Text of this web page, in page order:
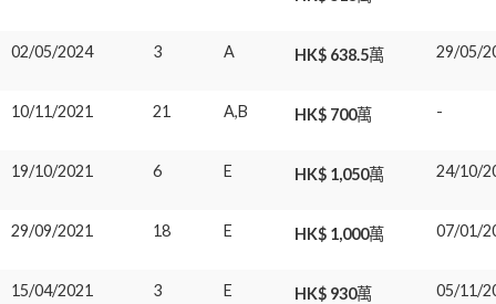
02/05/2024 3 A HK$ 638.5萬 29/05/
10/11/2021 21 A,B HK$ 700萬 -
19/10/2021 6 E HK$ 1,050萬 24/10/
29/09/2021 18 E HK$ 1,000萬 07/01/
15/04/2021 3 E HK$ 930萬 05/11/